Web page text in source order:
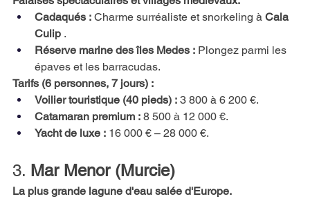
Cadaqués : Charme surréaliste et snorkeling à Cala
Culip .
Réserve marine des îles Medes : Plongez parmi les
épaves et les barracudas.
Tarifs (6 personnes, 7 jours) :
Voilier touristique (40 pieds) : 3 800 à 6 200 €.
Catamaran premium : 8 500 à 12 000 €.
Yacht de luxe : 16 000 € – 28 000 €.
3. Mar Menor (Murcie)
La plus grande lagune d'eau salée d'Europe.